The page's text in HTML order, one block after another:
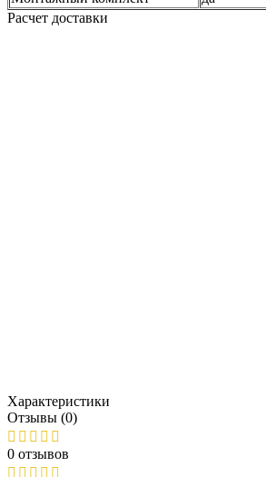
Расчет доставки
Характеристики
Отзывы (0)
0 отзывов